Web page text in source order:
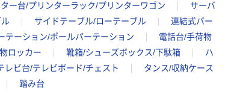
ー台/プリンターラック/プリンターワゴン
サーバ
サイドテーブル/ローテーブル
連結式パー
テーション/ポールパーテーション
電話台/手荷物
ロッカー 靴箱/シューズボックス/下駄箱
ハ
レビ台/テレビボード/チェスト
タンス/収納ケース
踏み台